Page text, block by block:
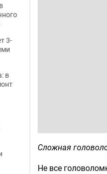
Сложная
Не все
3-
в